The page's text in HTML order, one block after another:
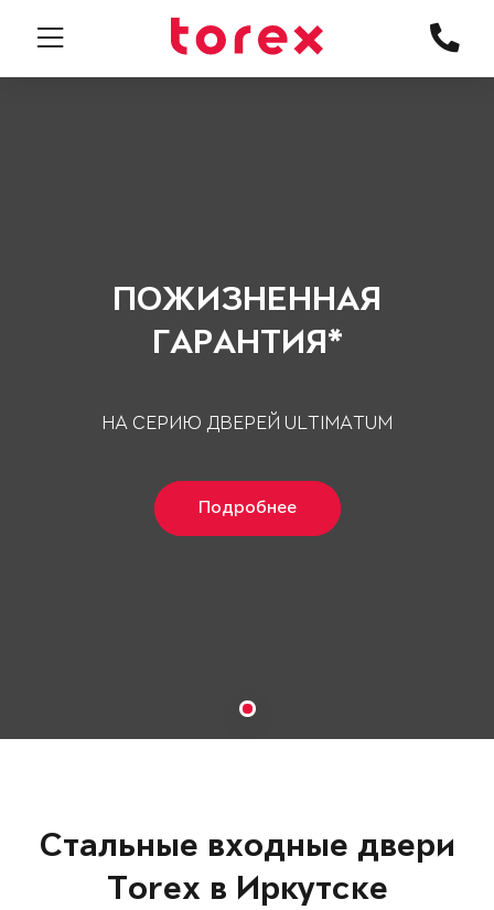
ПОЖИЗНЕННАЯ
ГАРАНТИЯ*
НА СЕРИЮ ДВЕРЕЙ ULTIMATUM
Подробнее
Стальные входные двери
Torex в Иркутске